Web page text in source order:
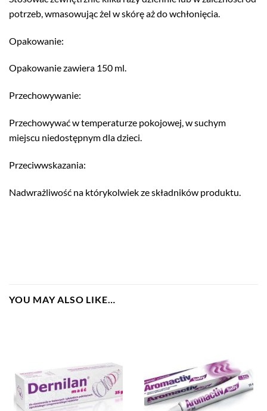
potrzeb, wmasowując żel w skórę aż do wchłonięcia.
Opakowanie:
Opakowanie zawiera 150 ml.
Przechowywanie:
Przechowywać w temperaturze pokojowej, w suchym
miejscu niedostępnym dla dzieci.
Przeciwwskazania:
Nadwrażliwość na którykolwiek ze składników produktu.
YOU MAY ALSO LIKE…